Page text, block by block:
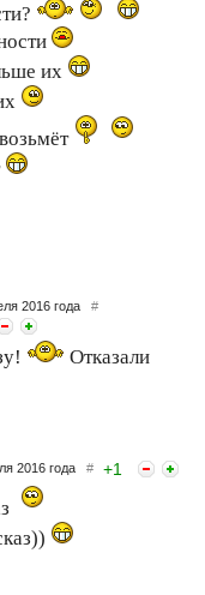
их
2016 года #
Отказали
2016 года # +1